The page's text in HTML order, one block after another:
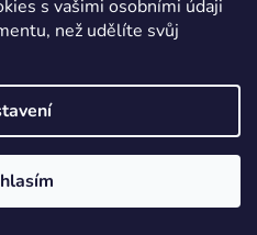
s vašimi osobními údaji
než udělíte svůj
- Banana/žlutá,
Kč